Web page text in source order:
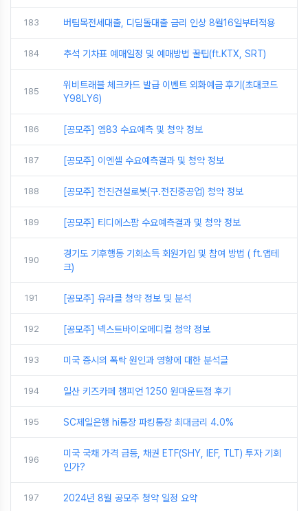
183 버팀목전세대출, 디딤돌대출 금리 인상 8월16일부터적용
184 추석 기차표 예매일정 및 예매방법 꿀팁(ft.KTX, SRT)
185
위비트래블 체크카드 발급 이벤트 외화예금 후기(초대코드
Y98LY6)
186 [공모주] 엠83 수요예측 및 청약 정보
187 [공모주] 이엔셀 수요예측결과 및 청약 정보
188 [공모주] 전진건설로봇(구.전진중공업) 청약 정보
189 [공모주] 티디에스팜 수요예측결과 및 청약 정보
190
경기도 기후행동 기회소득 회원가입 및 참여 방법 ( ft.앱테
크)
191 [공모주] 유라클 청약 정보 및 분석
192 [공모주] 넥스트바이오메디컬 청약 정보
193 미국 증시의 폭락 원인과 영향에 대한 분석글
194 일산 키즈카페 챔피언 1250 원마운트점 후기
195 SC제일은행 hi통장 파킹통장 최대금리 4.0%
196
미국 국채 가격 급등, 채권 ETF(SHY, IEF, TLT) 투자 기회
인가?
197 2024년 8월 공모주 청약 일정 요약